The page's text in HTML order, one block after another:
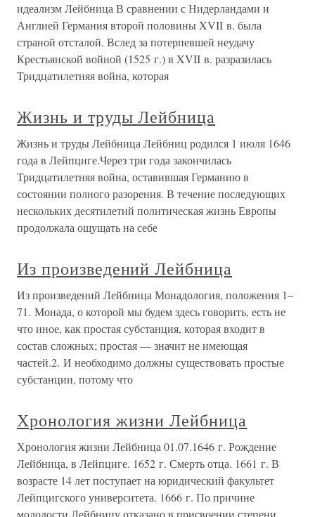
идеализм Лейбница В сравнении с Нидерландами и
Англией Германия второй половины XVII в. была
страной отсталой. Вслед за потерпевшей неудачу
Крестьянской войной (1525 г.) в XVII в. разразилась
Тридцатилетняя война, которая
Жизнь и труды Лейбница
Жизнь и труды Лейбница Лейбниц родился 1 июля 1646
года в Лейпциге.Через три года закончилась
Тридцатилетняя война, оставившая Германию в
состоянии полного разорения. В течение последующих
нескольких десятилетий политическая жизнь Европы
продолжала ощущать на себе
Из произведений Лейбница
Из произведений Лейбница Монадология, положения 1–
71. Монада, о которой мы будем здесь говорить, есть не
что иное, как простая субстанция, которая входит в
состав сложных; простая — значит не имеющая
частей.2. И необходимо должны существовать простые
субстанции, потому что
Хронология жизни Лейбница
Хронология жизни Лейбница 01.07.1646 г. Рождение
Лейбница, в Лейпциге. 1652 г. Смерть отца. 1661 г. В
возрасте 14 лет поступает на юридический факультет
Лейпцигского университета. 1666 г. По причине
молодости Лейбницу отказано в присвоении степени